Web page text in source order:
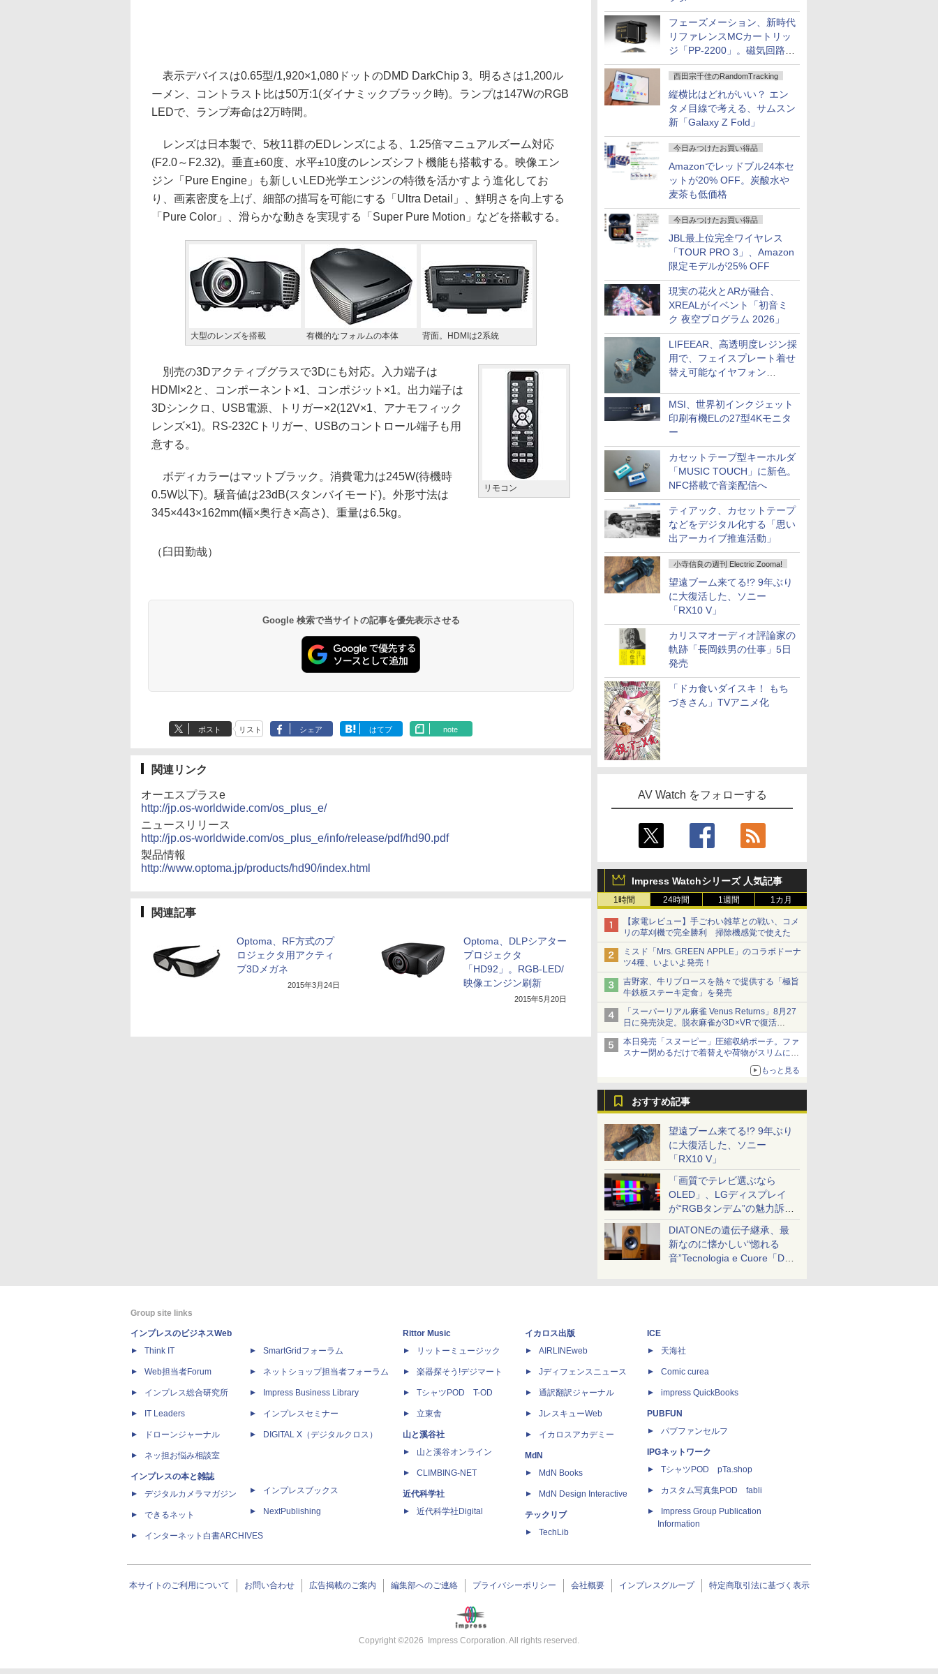
フェーズメーション、新時代
リファレンスMCカートリッ
ジ「PP-2200」。磁気回路や
ハウジングを根本から見直し
西田宗千佳のRandomTracking
縦横比はどれがいい？ エン
タメ目線で考える、サムスン
新「Galaxy Z Fold」
今日みつけたお買い得品
Amazonでレッドブル24本セ
ットが20% OFF。炭酸水や
麦茶も低価格
今日みつけたお買い得品
JBL最上位完全ワイヤレス
「TOUR PRO 3」、Amazon
限定モデルが25% OFF
現実の花火とARが融合、
XREALがイベント「初音ミ
ク 夜空プログラム 2026」
LIFEEAR、高透明度レジン採
用で、フェイスプレート着せ
替え可能なイヤフォン
MSI、世界初インクジェット
印刷有機ELの27型4Kモニタ
ー
カセットテープ型キーホルダ
「MUSIC TOUCH」に新色。
NFC搭載で音楽配信へ
ティアック、カセットテープ
などをデジタル化する「思い
出アーカイブ推進活動」
小寺信良の週刊 Electric Zooma!
望遠ブーム来てる!? 9年ぶり
に大復活した、ソニー
「RX10 V」
カリスマオーディオ評論家の
軌跡「長岡鉄男の仕事」5日
発売
「ドカ食いダイスキ！ もち
づきさん」TVアニメ化
AV Watch をフォローする
Impress Watchシリーズ 人気記事
1時間 24時間 1週間 1カ月
【家電レビュー】手ごわい雑草との戦い、コメ
リの草刈機で完全勝利 掃除機感覚で使えた
ミスド「Mrs. GREEN APPLE」のコラボドーナ
ツ4種、いよいよ発売！
吉野家、牛リブロースを熱々で提供する「極旨
牛鉄板ステーキ定食」を発売
「スーパーリアル麻雀 Venus Returns」8月27
日に発売決定。脱衣麻雀が3D×VRで復活
発売から2週間は20%オフになるセールが実施
本日発売「スヌーピー」圧縮収納ポーチ。ファ
スナー閉めるだけで着替えや荷物がスリムにま
もっと見る
おすすめ記事
望遠ブーム来てる!? 9年ぶり
に大復活した、ソニー
「RX10 V」
「画質でテレビ選ぶなら
OLED」、LGディスプレイ
が“RGBタンデム”の魅力訴
求。液晶とのガチ比較も
DIATONEの遺伝子継承、最
新なのに懐かしい“惚れる
音”Tecnologia e Cuore「DS-
表示デバイスは0.65型/1,920×1,080ドットのDMD DarkChip 3。明るさは1,200ル
ーメン、コントラスト比は50万:1(ダイナミックブラック時)。ランプは147WのRGB
LEDで、ランプ寿命は2万時間。
レンズは日本製で、5枚11群のEDレンズによる、1.25倍マニュアルズーム対応
(F2.0～F2.32)。垂直±60度、水平±10度のレンズシフト機能も搭載する。映像エン
ジン「Pure Engine」も新しいLED光学エンジンの特徴を活かすよう進化してお
り、画素密度を上げ、細部の描写を可能にする「Ultra Detail」、鮮明さを向上する
「Pure Color」、滑らかな動きを実現する「Super Pure Motion」などを搭載する。
大型のレンズを搭載 有機的なフォルムの本体 背面。HDMIは2系統
リモコン
別売の3Dアクティブグラスで3Dにも対応。入力端子は
HDMI×2と、コンポーネント×1、コンポジット×1。出力端子は
3Dシンクロ、USB電源、トリガー×2(12V×1、アナモフィック
レンズ×1)。RS-232Cトリガー、USBのコントロール端子も用
意する。
ボディカラーはマットブラック。消費電力は245W(待機時
0.5W以下)。騒音値は23dB(スタンバイモード)。外形寸法は
345×443×162mm(幅×奥行き×高さ)、重量は6.5kg。
（臼田勤哉）
Google 検索で当サイトの記事を優先表示させる
ポスト リスト シェア はてブ note
関連リンク
オーエスプラスe
http://jp.os-worldwide.com/os_plus_e/
ニュースリリース
http://jp.os-worldwide.com/os_plus_e/info/release/pdf/hd90.pdf
製品情報
http://www.optoma.jp/products/hd90/index.html
関連記事
Optoma、RF方式のプ
ロジェクタ用アクティ
ブ3Dメガネ
2015年3月24日
Optoma、DLPシアター
プロジェクタ
「HD92」。RGB-LED/
映像エンジン刷新
2015年5月20日
Group site links
インプレスのビジネスWeb
Think IT
Web担当者Forum
インプレス総合研究所
IT Leaders
ドローンジャーナル
ネッ担お悩み相談室
インプレスの本と雑誌
デジタルカメラマガジン
できるネット
インターネット白書ARCHIVES
SmartGridフォーラム
ネットショップ担当者フォーラム
Impress Business Library
インプレスセミナー
DIGITAL X（デジタルクロス）
インプレスブックス
NextPublishing
Rittor Music
リットーミュージック
楽器探そう!デジマート
TシャツPOD T-OD
立東舎
山と溪谷社
山と溪谷オンライン
CLIMBING-NET
近代科学社
近代科学社Digital
イカロス出版
AIRLINEweb
Jディフェンスニュース
通訳翻訳ジャーナル
JレスキューWeb
イカロスアカデミー
MdN
MdN Books
MdN Design Interactive
テックリブ
TechLib
ICE
天海社
Comic curea
impress QuickBooks
PUBFUN
パブファンセルフ
IPGネットワーク
TシャツPOD pTa.shop
カスタム写真集POD fabli
Impress Group Publication
Information
本サイトのご利用について お問い合わせ 広告掲載のご案内 編集部へのご連絡 プライバシーポリシー 会社概要 インプレスグループ 特定商取引法に基づく表示
Copyright ©2026 Impress Corporation. All rights reserved.